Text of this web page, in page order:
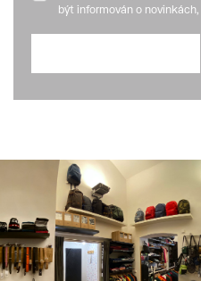
být informován o novinkách,